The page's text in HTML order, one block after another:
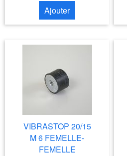
Ajouter
VIBRASTOP 20/15
M 6 FEMELLE-
FEMELLE